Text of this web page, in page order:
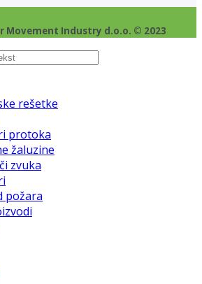
Movement Industry d.o.o. © 2023
rešetke
protoka
žaluzine
zvuka
požara